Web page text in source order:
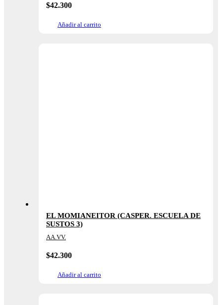
$42.300
Añadir al carrito
EL MOMIANEITOR (CASPER. ESCUELA DE
SUSTOS 3)
AA.VV.
$42.300
Añadir al carrito